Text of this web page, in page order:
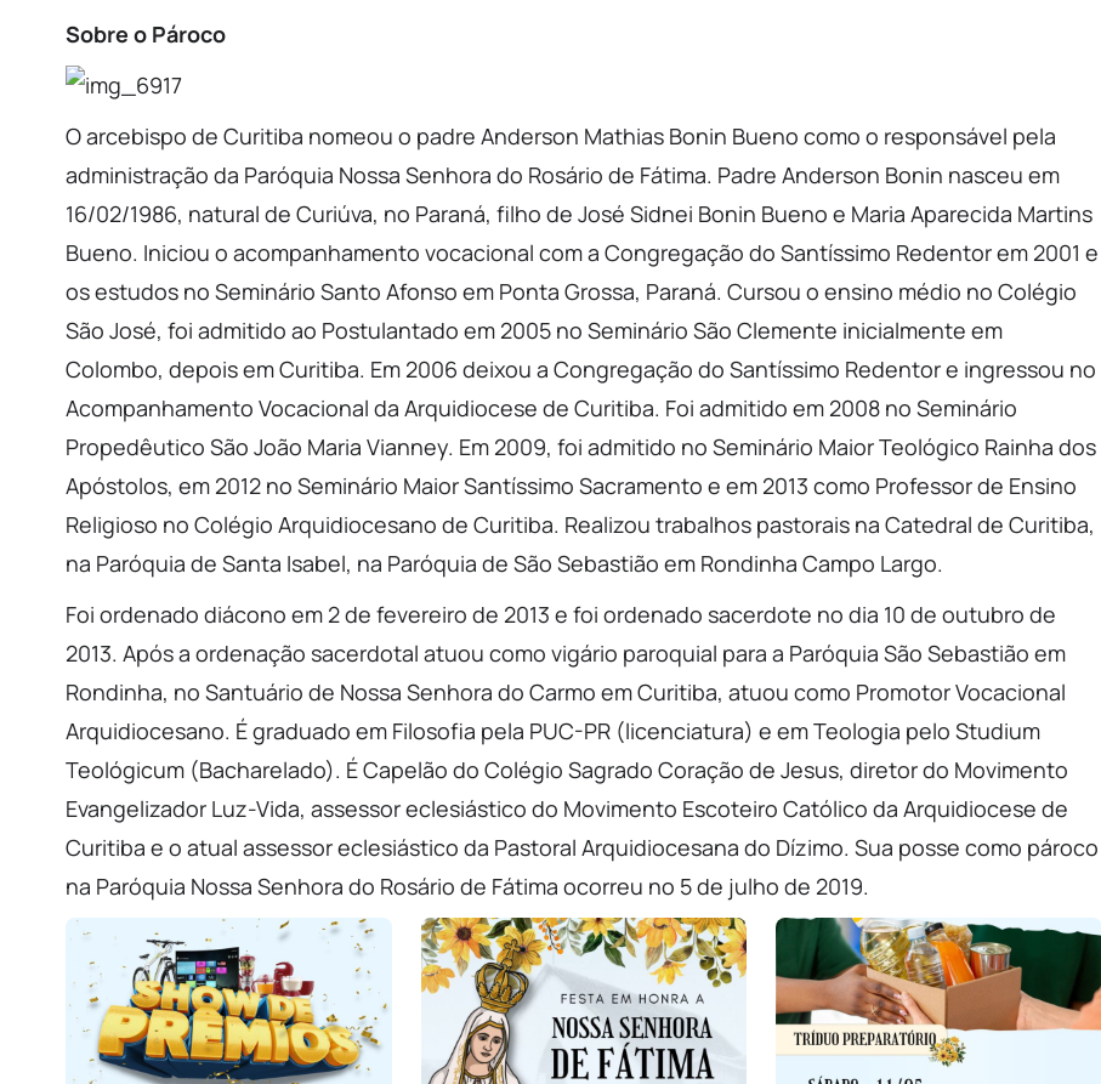
Sobre o Pároco
O arcebispo de Curitiba nomeou o padre Anderson Mathias Bonin Bueno como o responsável pela
administração da Paróquia Nossa Senhora do Rosário de Fátima. Padre Anderson Bonin nasceu em
16/02/1986, natural de Curiúva, no Paraná, filho de José Sidnei Bonin Bueno e Maria Aparecida Martins
Bueno. Iniciou o acompanhamento vocacional com a Congregação do Santíssimo Redentor em 2001 e
os estudos no Seminário Santo Afonso em Ponta Grossa, Paraná. Cursou o ensino médio no Colégio
São José, foi admitido ao Postulantado em 2005 no Seminário São Clemente inicialmente em
Colombo, depois em Curitiba. Em 2006 deixou a Congregação do Santíssimo Redentor e ingressou no
Acompanhamento Vocacional da Arquidiocese de Curitiba. Foi admitido em 2008 no Seminário
Propedêutico São João Maria Vianney. Em 2009, foi admitido no Seminário Maior Teológico Rainha dos
Apóstolos, em 2012 no Seminário Maior Santíssimo Sacramento e em 2013 como Professor de Ensino
Religioso no Colégio Arquidiocesano de Curitiba. Realizou trabalhos pastorais na Catedral de Curitiba,
na Paróquia de Santa Isabel, na Paróquia de São Sebastião em Rondinha Campo Largo.
Foi ordenado diácono em 2 de fevereiro de 2013 e foi ordenado sacerdote no dia 10 de outubro de
2013. Após a ordenação sacerdotal atuou como vigário paroquial para a Paróquia São Sebastião em
Rondinha, no Santuário de Nossa Senhora do Carmo em Curitiba, atuou como Promotor Vocacional
Arquidiocesano. É graduado em Filosofia pela PUC-PR (licenciatura) e em Teologia pelo Studium
Teológicum (Bacharelado). É Capelão do Colégio Sagrado Coração de Jesus, diretor do Movimento
Evangelizador Luz-Vida, assessor eclesiástico do Movimento Escoteiro Católico da Arquidiocese de
Curitiba e o atual assessor eclesiástico da Pastoral Arquidiocesana do Dízimo. Sua posse como pároco
na Paróquia Nossa Senhora do Rosário de Fátima ocorreu no 5 de julho de 2019.